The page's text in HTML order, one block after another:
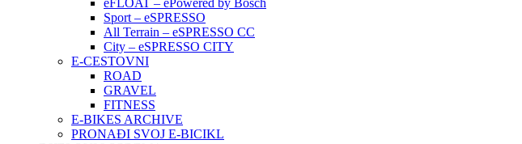
eFLOAT – ePowered by Bosch
Sport – eSPRESSO
All Terrain – eSPRESSO CC
City – eSPRESSO CITY
E-CESTOVNI
ROAD
GRAVEL
FITNESS
E-BIKES ARCHIVE
PRONAĐI SVOJ E-BICIKL